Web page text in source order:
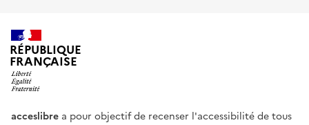
RÉPUBLIQUE
FRANÇAISE
acceslibre a pour objectif de recenser l'accessibilité de tous